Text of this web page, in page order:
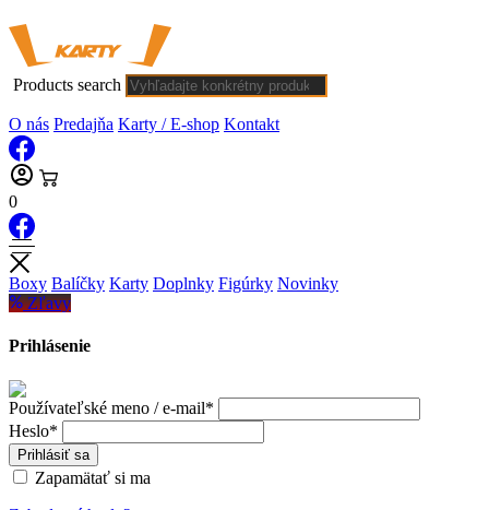
Products search
O nás Predajňa Karty / E-shop Kontakt
0
Boxy Balíčky Karty Doplnky Figúrky Novinky
Zľavy
Prihlásenie
Používateľské meno / e-mail*
Heslo*
Prihlásiť sa
Zapamätať si ma